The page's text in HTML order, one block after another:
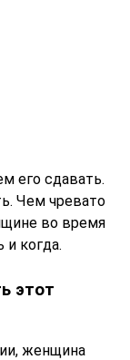
его сдавать.
Чем чревато
во время
и когда.
этот
женщина